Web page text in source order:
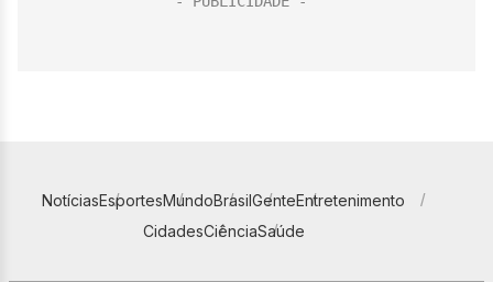
NotíciasEsportesMundoBrasilGenteEntretenimento
CidadesCiênciaSaúde